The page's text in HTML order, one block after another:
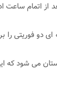
از اتمام ساعت
ای دو فوریتی
صرفه‌جویی در ایام پیک